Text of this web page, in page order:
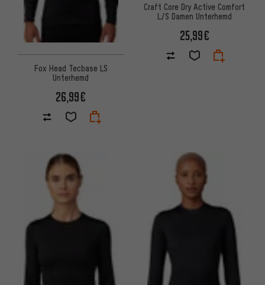
Fox Head Tecbase LS
Unterhemd
26,99€
Craft Core Dry Active Comfort
L/S Damen Unterhemd
25,99€